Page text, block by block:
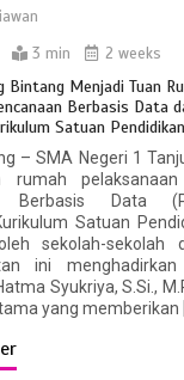
Sekolah
0 2 min
SMAN 1 Tanjung Bintang
Rumah Sosialisasi
Berbasis Data dan
3 min 2 weeks
Bintang Menjadi Tuan
Berbasis Data
Satuan Pendidikan
– SMA Negeri 1
rumah pelaksanaan
Berbasis Data
Satuan
sekolah-sekolah
ini menghadirkan
Syukriya, S.Si.,
yang memberikan